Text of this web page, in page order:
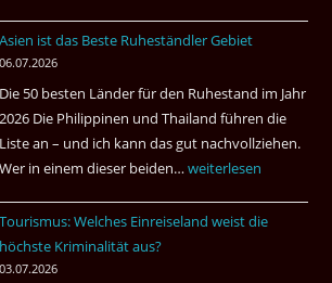
fragt
Asien ist das Beste Ruheständler Gebiet
06.07.2026
Die 50 besten Länder für den Ruhestand im Jahr
2026 Die Philippinen und Thailand führen die
Liste an – und ich kann das gut nachvollziehen.
Wer in einem dieser beiden…Asien
das
weiterlesen
Tourismus: Welches Einreiseland weist die
höchste Kriminalität aus?
03.07.2026